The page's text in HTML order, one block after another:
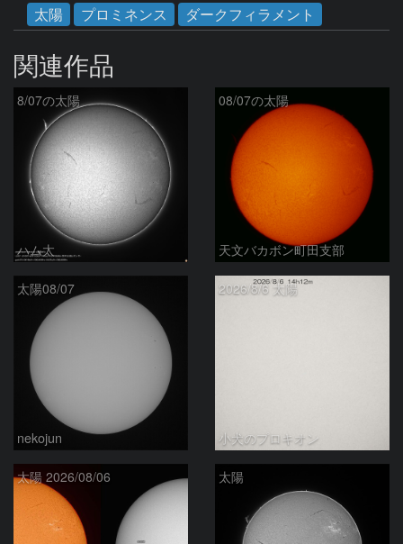
太陽
プロミネンス ダークフィラメント
関連作品
8/07の太陽
ハム太
08/07の太陽
天文バカボン町田支部
太陽08/07
nekojun
2026/8/6 太陽
小犬のプロキオン
太陽 2026/08/06 太陽